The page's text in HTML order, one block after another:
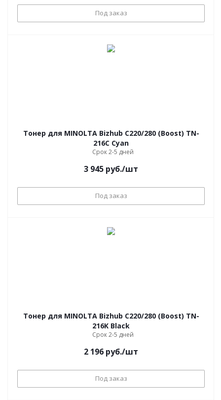
Под заказ
Тонер для MINOLTA Bizhub С220/280 (Boost) TN-
216C Cyan
Срок 2-5 дней
3 945 руб./шт
Под заказ
Тонер для MINOLTA Bizhub С220/280 (Boost) TN-
216K Black
Срок 2-5 дней
2 196 руб./шт
Под заказ